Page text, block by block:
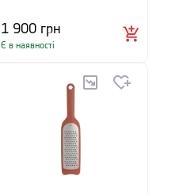
1 900 грн
Є в наявності